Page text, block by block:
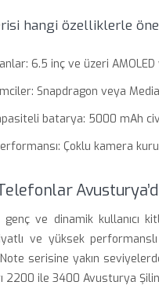
hangi özelliklerle öne
6.5 inç ve üzeri AMOLED
Snapdragon veya
batarya: 5000 mAh
Çoklu kamera
genç ve dinamik
ve yüksek
serisine yakın
2200 ile 3400 Avusturya